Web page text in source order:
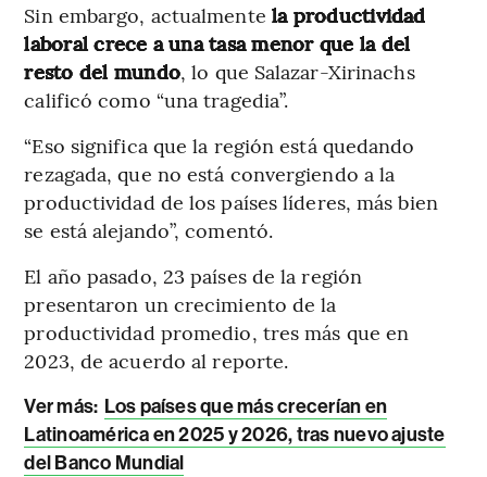
Sin embargo, actualmente la productividad
laboral crece a una tasa menor que la del
resto del mundo, lo que Salazar-Xirinachs
calificó como “una tragedia”.
“Eso significa que la región está quedando
rezagada, que no está convergiendo a la
productividad de los países líderes, más bien
se está alejando”, comentó.
El año pasado, 23 países de la región
presentaron un crecimiento de la
productividad promedio, tres más que en
2023, de acuerdo alreporte.
Ver más: Los países que más crecerían en
Latinoamérica en 2025 y 2026, tras nuevo ajuste
del Banco Mundial